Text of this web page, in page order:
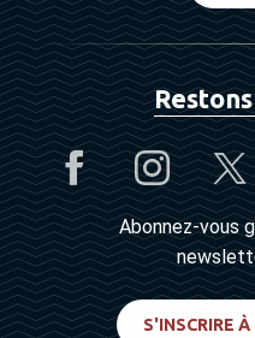
Abonnez-vous
S'INSCRIRE